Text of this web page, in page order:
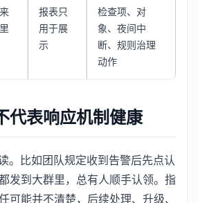
报表只
用于展
示
检查项、对
象、夜间中
断、规则治理
动作
代表响应机制健康
。比如团队规定收到告警后先点认
发到大群里，总有人顺手认领。指
可能并不清楚，后续处理、升级、